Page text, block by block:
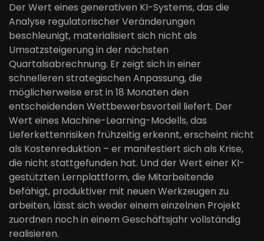
Der Wert eines generativen KI-Systems, das die
Analyse regulatorischer Veränderungen
beschleunigt, materialisiert sich nicht als
Umsatzsteigerung in der nächsten
Quartalsabrechnung. Er zeigt sich in einer
schnelleren strategischen Anpassung, die
möglicherweise erst in 18 Monaten den
entscheidenden Wettbewerbsvorteil liefert. Der
Wert eines Machine-Learning-Modells, das
Lieferkettenrisiken frühzeitig erkennt, erscheint nicht
als Kostenreduktion – er manifestiert sich als Krise,
die nicht stattgefunden hat. Und der Wert einer KI-
gestützten Lernplattform, die Mitarbeitende
befähigt, produktiver mit neuen Werkzeugen zu
arbeiten, lässt sich weder einem einzelnen Projekt
zuordnen noch in einem Geschäftsjahr vollständig
realisieren.